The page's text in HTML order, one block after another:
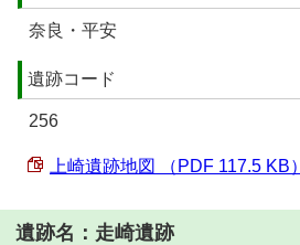
奈良・平安
遺跡コード
256
上崎遺跡地図 （PDF 117.5 KB）
遺跡名：走崎遺跡